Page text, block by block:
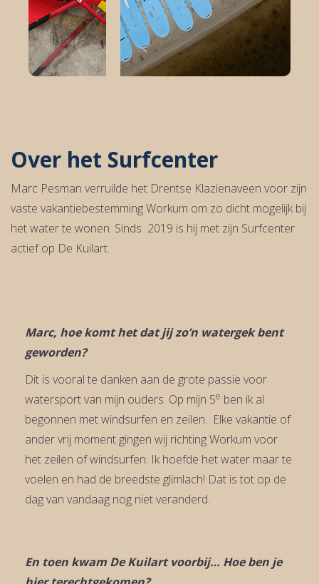
Over het Surfcenter
Marc Pesman verruilde het Drentse Klazienaveen voor zijn
vaste vakantiebestemming Workum om zo dicht mogelijk bij
het water te wonen. Sinds 2019 is hij met zijn Surfcenter
actief op De Kuilart.
Marc, hoe komt het dat jij zo’n watergek bent
geworden?
Dit is vooral te danken aan de grote passie voor
watersport van mijn ouders. Op mijn 5e ben ik al
begonnen met windsurfen en zeilen. Elke vakantie of
ander vrij moment gingen wij richting Workum voor
het zeilen of windsurfen. Ik hoefde het water maar te
voelen en had de breedste glimlach! Dat is tot op de
dag van vandaag nog niet veranderd.
En toen kwam De Kuilart voorbij… Hoe ben je